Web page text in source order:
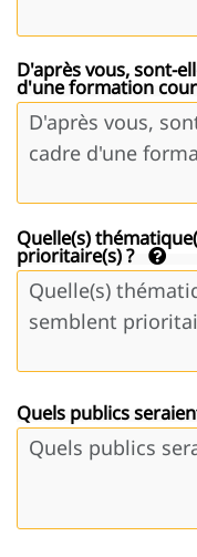
D'après vous, sont-
d'une formation
Quelle(s)
prioritaire(s) ?
Quels publics